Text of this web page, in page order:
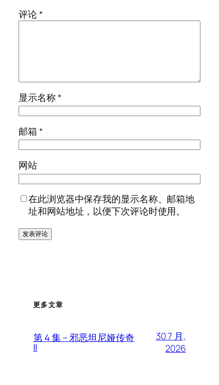
评论*
显示名称*
邮箱*
网站
在此浏览器中保存我的显示名称、邮箱地
址和网站地址，以便下次评论时使用。
更多文章
第 4 集 – 邪恶坦尼娅传奇
II
30 7 月,
2026